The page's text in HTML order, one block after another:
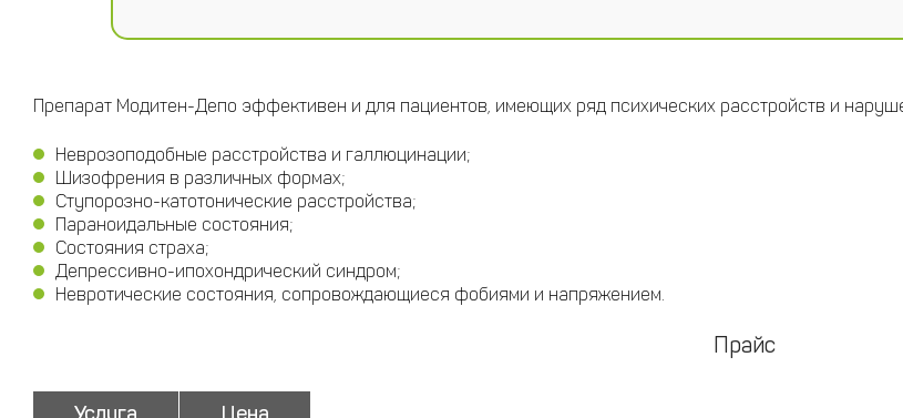
Препарат Модитен-Депо эффективен и для пациентов, имеющих ряд психических расстройств и
Неврозоподобные расстройства и галлюцинации;
Шизофрения в различных формах;
Ступорозно-катотонические расстройства;
Параноидальные состояния;
Состояния страха;
Депрессивно-ипохондрический синдром;
Невротические состояния, сопровождающиеся фобиями и напряжением.
Прайс